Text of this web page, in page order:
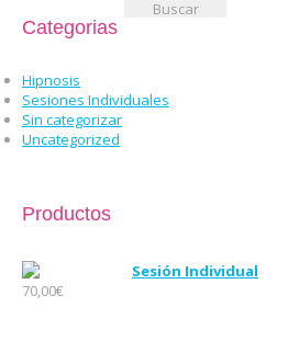
Categorias
Hipnosis
Sesiones Individuales
Sin categorizar
Uncategorized
Productos
Sesión Individual
70,00€